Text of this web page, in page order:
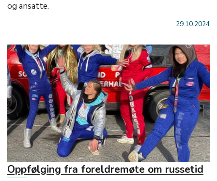
og ansatte.
29.10.2024
Oppfølging fra foreldremøte om russetid